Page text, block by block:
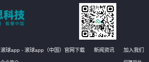
滚球app - 滚球app（中国）官网下载 新闻资讯 加入我们